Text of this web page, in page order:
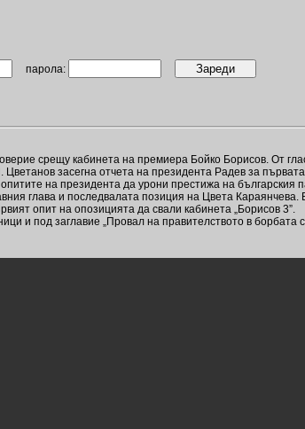
парола:
срещу кабинета на премиера Бойко Борисов. От
засегна отчета на президента Радев за
на президента да урони престижа на
глава и последвалата позиция на Цвета
опит на опозицията да свали кабинета „Борисов 3”.
и под заглавие „Провал на правителството в